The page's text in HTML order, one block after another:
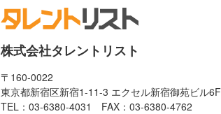
株式会社タレントリスト
〒160-0022
東京都新宿区新宿1-11-3 エクセル新宿御苑ビル6F
TEL：03-6380-4031 FAX：03-6380-4762